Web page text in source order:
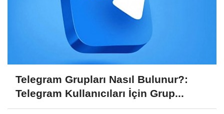
Telegram Grupları Nasıl Bulunur?:
Telegram Kullanıcıları İçin Grup...